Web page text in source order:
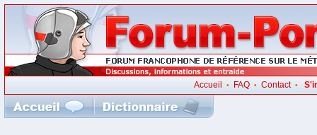
Accueil • FAQ• Contact•